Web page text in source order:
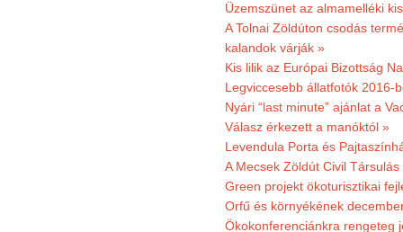
Üzemszünet az almamelléki
A Tolnai Zöldúton csodás
kalandok várják »
Kis lilik az Európai Bizottság
Legviccesebb állatfotók 2016-
Nyári “last minute” ajánlat a
Válasz érkezett a manóktól »
Levendula Porta és
A Mecsek Zöldút Civil
Green projekt ökoturisztikai
Orfű és környékének
Ökokonferenciánkra rengeteg